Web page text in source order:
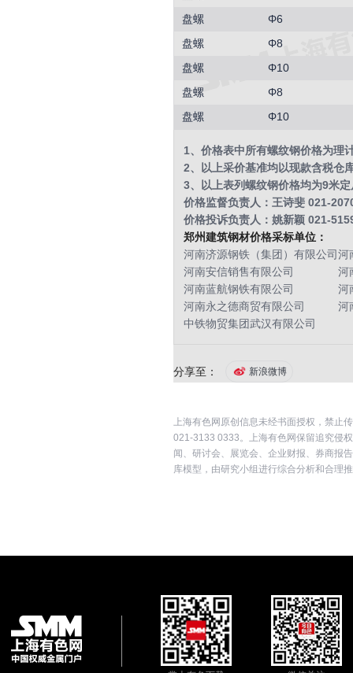
盘螺
Φ6
盘螺
Φ8
盘螺
Φ10
盘螺
Φ8
盘螺
Φ10
1、价格表中所有螺纹钢价格为理
2、以上采价基准均以现款含税仓
3、以上表列螺纹钢价格均为9米
价格监督负责人：王诗斐 021-
价格投诉负责人：姚新颖 021-
郑州建筑钢材价格采标单位：
河南济源钢铁（集团）有限公司河
河南安信销售有限公司
河
河南蓝航钢铁有限公司
河
河南永之德商贸有限公司
河
中铁物贸集团武汉有限公司
分享至： 新浪微博
上海有色网原创信息未经书面授权，禁止
021-3133 0333。上海有色网保留追究侵
闻、研讨会、展览会、企业财报、券商报
库模型，由研究小组进行综合分析和合理